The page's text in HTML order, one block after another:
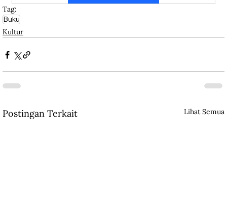
Tag:
Buku
Kultur
Postingan Terkait Lihat Semua